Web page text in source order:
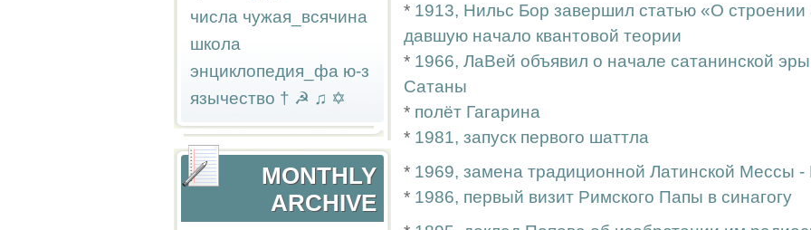
числа чужая_всячина
школа
энциклопедия_фа ю-з
язычество † ☭ ♫ ✡
MONTHLY
ARCHIVE
* 1913, Нильс Бор завершил статью «О строении
давшую начало квантовой теории
* 1966, ЛаВей объявил о начале сатанинской
Сатаны
* полёт Гагарина
* 1981, запуск первого шаттла
* 1969, замена традиционной Латинской Мессы
* 1986, первый визит Римского Папы в синагогу